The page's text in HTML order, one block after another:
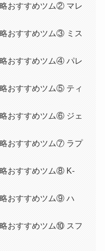
おすすめツム② マレ
おすすめツム③ ミス
おすすめツム④ パレ
おすすめツム⑤ ティ
おすすめツム⑥ ジェ
おすすめツム⑦ ラプ
おすすめツム⑧ K-
おすすめツム⑨ ハ
おすすめツム⑩ スフ